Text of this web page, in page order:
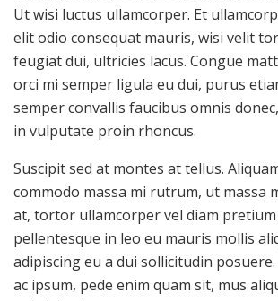
Ut wisi luctus ullamcorper. Et
elit odio consequat mauris, wisi velit
feugiat dui, ultricies lacus. Congue
orci mi semper ligula eu dui, purus
semper convallis faucibus omnis
in vulputate proin rhoncus.
Suscipit sed at montes at tellus.
commodo massa mi rutrum, ut massa
at, tortor ullamcorper vel diam
pellentesque in leo eu mauris mollis
adipiscing eu a dui sollicitudin
ac ipsum, pede enim quam sit, mus